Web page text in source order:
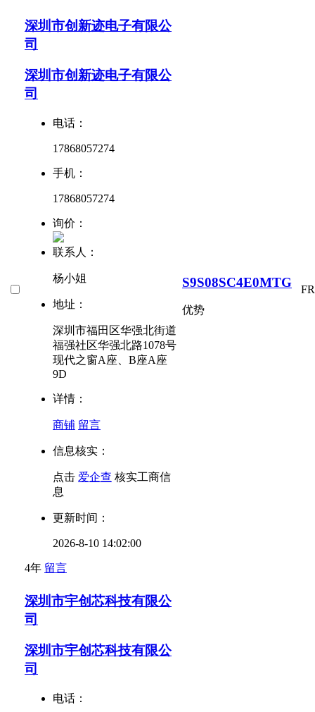
深圳市创新迹电子有限公
司
深圳市创新迹电子有限公
司
电话：
17868057274
手机：
17868057274
询价：
联系人：
杨小姐
地址：
深圳市福田区华强北街道
福强社区华强北路1078号
现代之窗A座、B座A座
9D
详情：
商铺 留言
信息核实：
点击 爱企查 核实工商信
息
更新时间：
2026-8-10 14:02:00
4年 留言
S9S08SC4E0MTG
优势
深圳市宇创芯科技有限公
司
深圳市宇创芯科技有限公
司
电话：